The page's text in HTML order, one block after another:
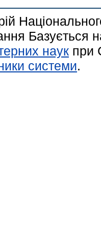
Базується
наук при
системи.